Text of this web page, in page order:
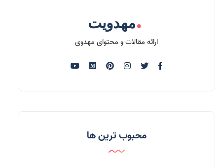
.مهدویت
ارائه مقالات و محتوای مهدوی
محبوب ترین ها